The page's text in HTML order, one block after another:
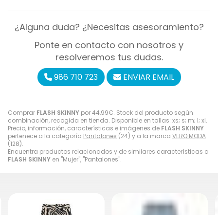
Comprar FLASH SKINNY por44,99€. Stock del producto según
combinación, recogida en tienda. Disponible en tallas: xs; s; m; l; xl.
Precio, información, características e imágenes de FLASH SKINNY
pertenece a la categoría Pantalones (24) y a la marca VERO MODA
(128).
Encuentra productos relacionados y de similares características a
FLASH SKINNY en "Mujer", "Pantalones".
¿Alguna duda? ¿Necesitas asesoramiento?
Ponte en contacto con nosotros y
resolveremos tus dudas.
986 710 723 ENVIAR EMAIL